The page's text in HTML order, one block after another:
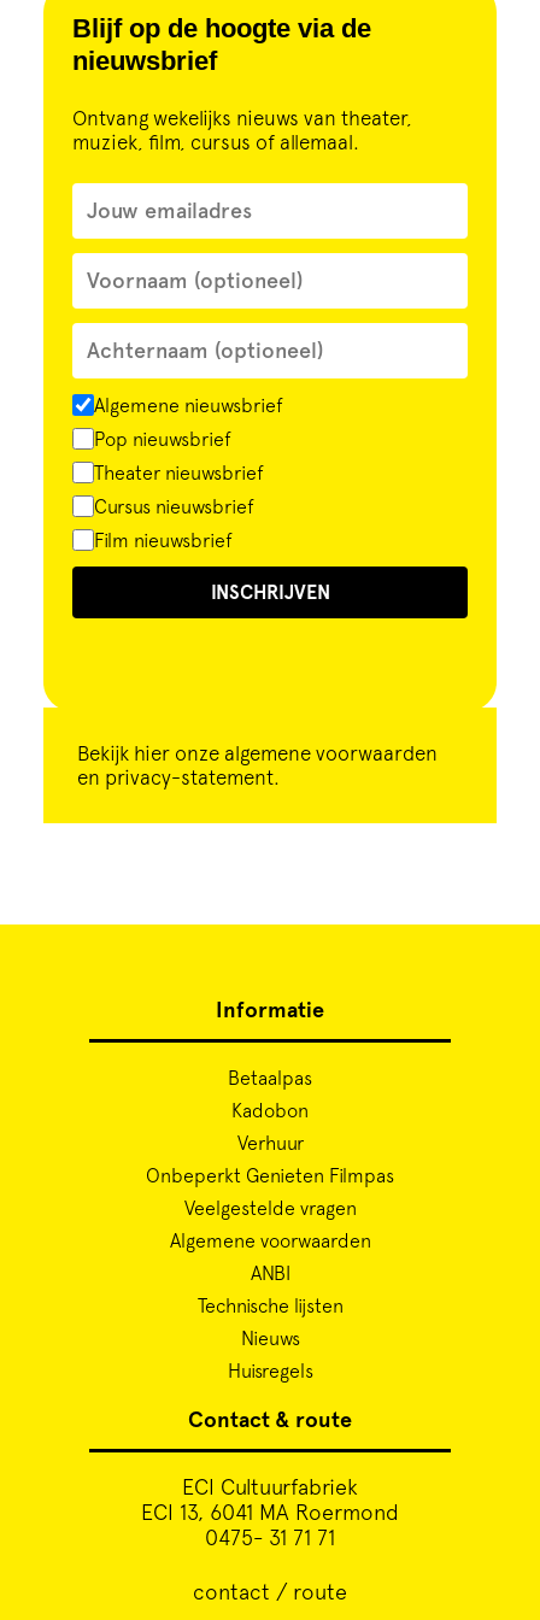
ECI Cultuurcafé
Over ons
Contact
Steun ons
Blijf op de hoogte via de
nieuwsbrief
Ontvang wekelijks nieuws van theater,
muziek, film, cursus of allemaal.
Algemene nieuwsbrief
Pop nieuwsbrief
Theater nieuwsbrief
Cursus nieuwsbrief
Film nieuwsbrief
INSCHRIJVEN
Bekijk hier onze algemene voorwaarden
en privacy-statement.
Informatie
Betaalpas
Kadobon
Verhuur
Onbeperkt Genieten Filmpas
Veelgestelde vragen
Algemene voorwaarden
ANBI
Technische lijsten
Nieuws
Huisregels
Contact & route
ECI Cultuurfabriek
ECI 13, 6041 MA Roermond
0475- 31 71 71
contact / route